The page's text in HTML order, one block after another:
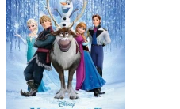
LEGO Бэтмен: Супер-герои DC
объединяются
6+